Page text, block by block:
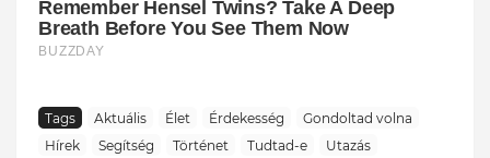
Tags Aktuális Élet Érdekesség
Gondoltad volna
Hírek
Segítség Történet Tudtad-e
Utazás